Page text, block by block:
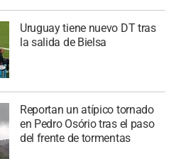
Uruguay tiene nuevo DT tras
la salida de Bielsa
Reportan un atípico tornado
en Pedro Osório tras el paso
del frente de tormentas